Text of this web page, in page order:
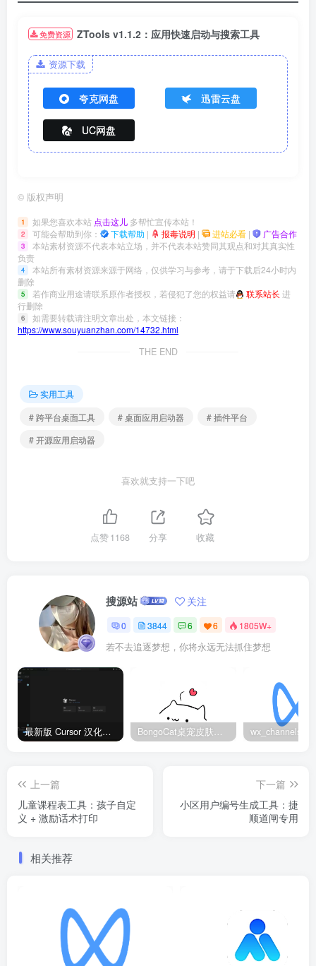
免费资源 ZTools v1.1.2：应用快速启动与搜索工具
资源下载
夸克网盘 迅雷云盘
UC网盘
© 版权声明
1 如果您喜欢本站 点击这儿 多帮忙宣传本站！
2 可能会帮助到你： 下载帮助 | 报毒说明 | 进站必看 | 广告合作
3
本站素材资源不代表本站立场，并不代表本站赞同其观点和对其真实性
负责
4
本站所有素材资源来源于网络，仅供学习与参考，请于下载后24小时内
删除
5 若作商业用途请联系原作者授权，若侵犯了您的权益请 联系站长 进
行删除
6
如需要转载请注明文章出处，本文链接：
https://www.souyuanzhan.com/14732.html
THE END
实用工具
# 跨平台桌面工具
# 桌面应用启动器
# 插件平台
# 开源应用启动器
喜欢就支持一下吧
点赞1168 分享 收藏
搜源站 关注
0 3844 6 6 1805W+
若不去追逐梦想，你将永远无法抓住梦想
最新版 Cursor 汉化设置中文教程（两种简单方法，附中文语言包下载） BongoCat桌宠皮肤包大全：20款主题皮肤免费下载
上一篇
儿童课程表工具：孩子自定
义 + 激励话术打印
下一篇
小区用户编号生成工具：捷
顺道闸专用
相关推荐